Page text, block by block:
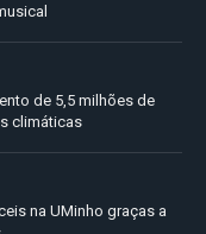
de 5,5 milhões de
climáticas
na UMinho graças a